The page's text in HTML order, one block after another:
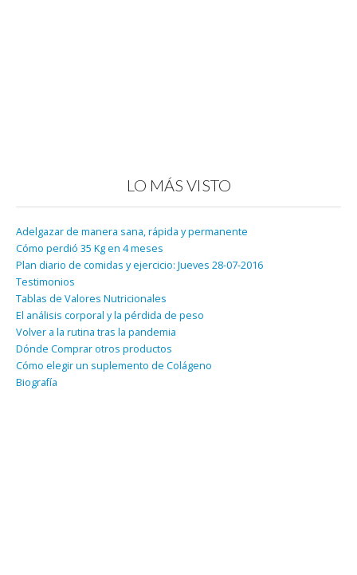
LO MÁS VISTO
Adelgazar de manera sana, rápida y permanente
Cómo perdió 35 Kg en 4 meses
Plan diario de comidas y ejercicio: Jueves 28-07-2016
Testimonios
Tablas de Valores Nutricionales
El análisis corporal y la pérdida de peso
Volver a la rutina tras la pandemia
Dónde Comprar otros productos
Cómo elegir un suplemento de Colágeno
Biografía